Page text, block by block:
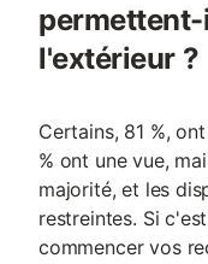
l'extérieur ?
Certains, 81 %,
% ont une vue,
majorité, et les
restreintes. Si
commencer vos